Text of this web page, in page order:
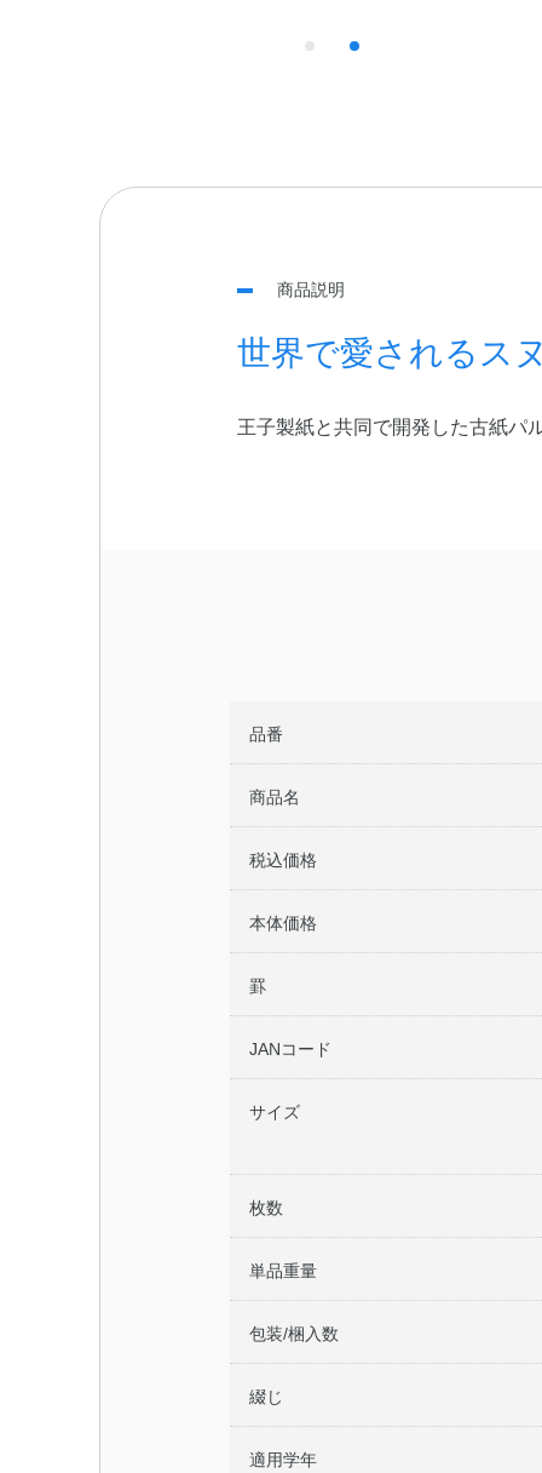
商品説明
世界で愛されるス
王子製紙と共同で開発した古紙パ
品番
商品名
税込価格
本体価格
罫
JANコード
サイズ
枚数
単品重量
包装/梱入数
綴じ
適用学年